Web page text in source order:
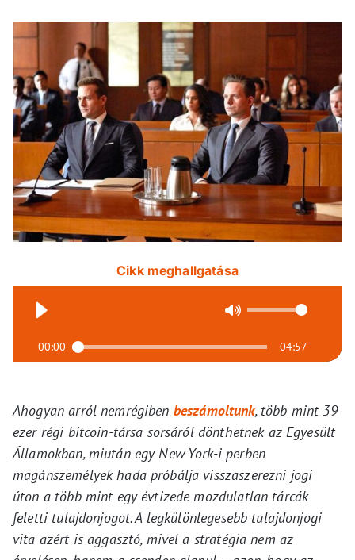
Cikk meghallgatása
00:00 04:57
Ahogyan arról nemrégiben beszámoltunk, több mint 39
ezer régi bitcoin-társa sorsáról dönthetnek az Egyesült
Államokban, miután egy New York-i perben
magánszemélyek hada próbálja visszaszerezni jogi
úton a több mint egy évtizede mozdulatlan tárcák
feletti tulajdonjogot. A legkülönlegesebb tulajdonjogi
vita azért is aggasztó, mivel a stratégia nem az